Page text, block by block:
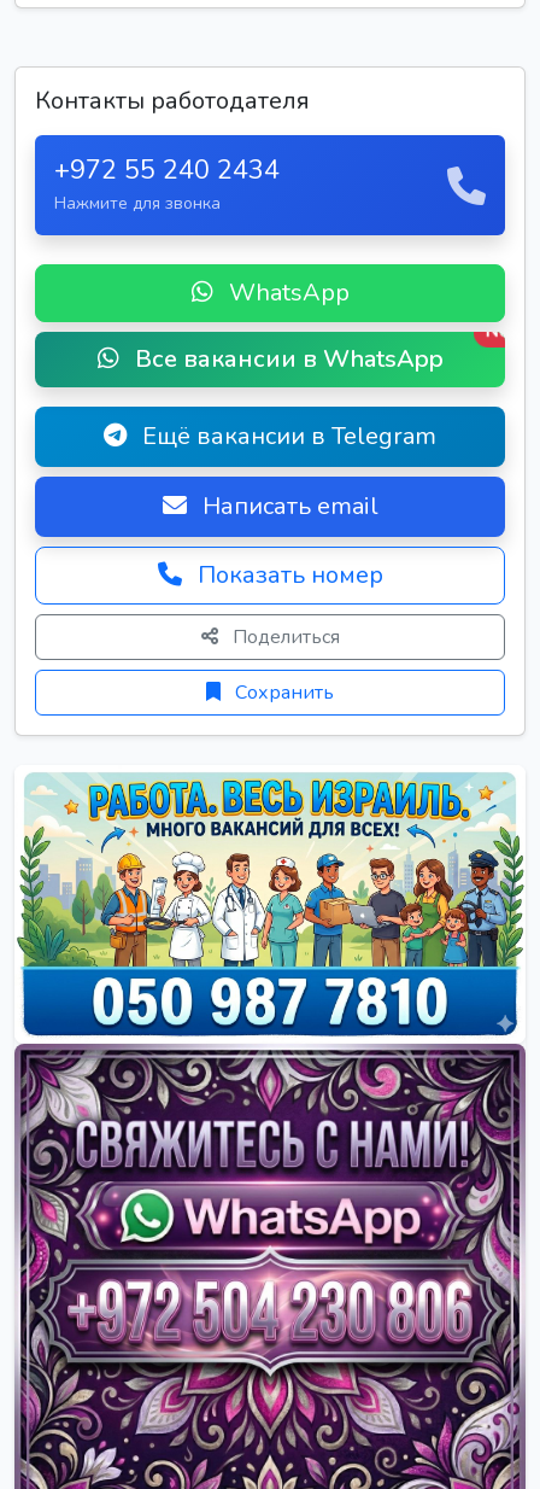
Контакты работодателя
+972 55 240 2434
Нажмите для звонка
WhatsApp
Все вакансии в WhatsApp
New
Ещё вакансии в Telegram
Написать email
Показать номер
Поделиться
Сохранить